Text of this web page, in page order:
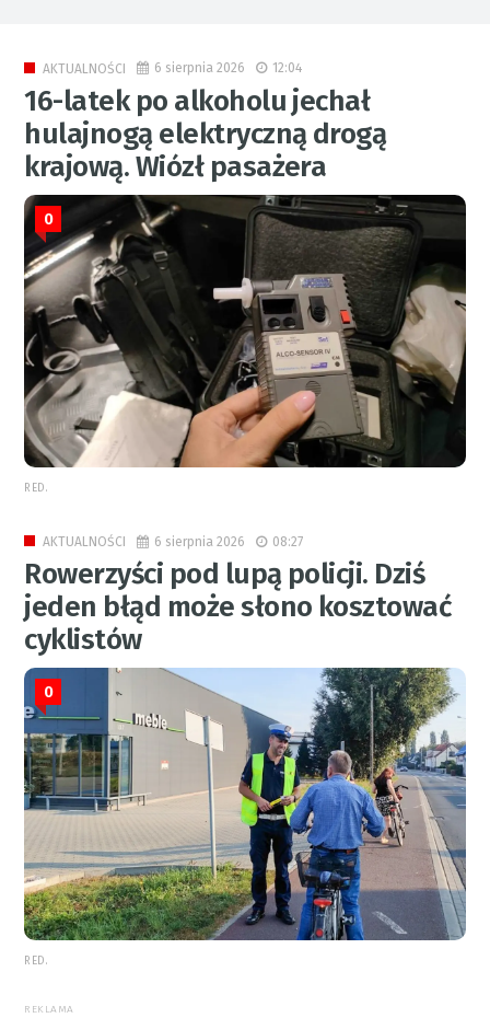
AKTUALNOŚCI 6 sierpnia 2026 12:04
16-latek po alkoholu jechał
hulajnogą elektryczną drogą
krajową. Wiózł pasażera
0
RED.
AKTUALNOŚCI 6 sierpnia 2026 08:27
Rowerzyści pod lupą policji. Dziś
jeden błąd może słono kosztować
cyklistów
0
RED.
REKLAMA